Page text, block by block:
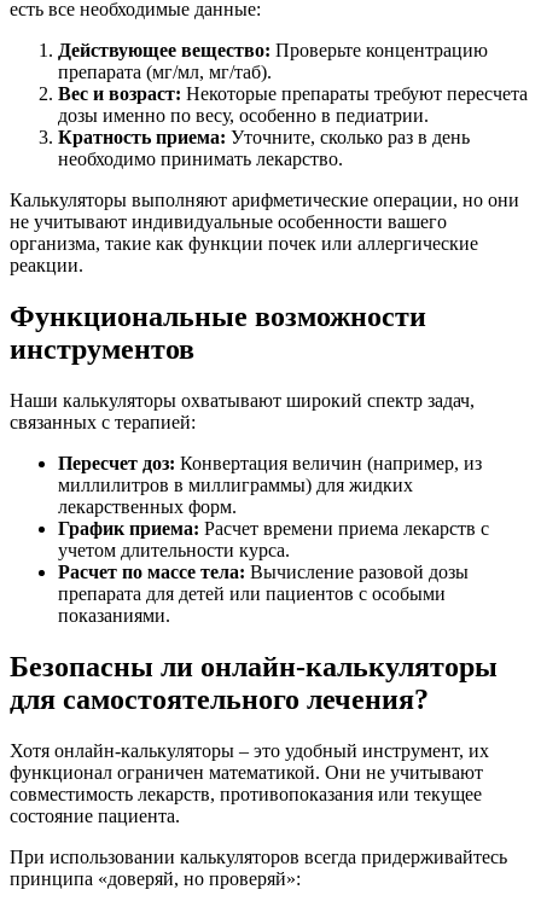
есть все необходимые данные:
Действующее вещество: Проверьте концентрацию
препарата (мг/мл, мг/таб).
Вес и возраст: Некоторые препараты требуют пересчета
дозы именно по весу, особенно в педиатрии.
Кратность приема: Уточните, сколько раз в день
необходимо принимать лекарство.
Калькуляторы выполняют арифметические операции, но они
не учитывают индивидуальные особенности вашего
организма, такие как функции почек или аллергические
реакции.
Функциональные возможности
инструментов
Наши калькуляторы охватывают широкий спектр задач,
связанных с терапией:
Пересчет доз: Конвертация величин (например, из
миллилитров в миллиграммы) для жидких
лекарственных форм.
График приема: Расчет времени приема лекарств с
учетом длительности курса.
Расчет по массе тела: Вычисление разовой дозы
препарата для детей или пациентов с особыми
показаниями.
Безопасны ли онлайн-калькуляторы
для самостоятельного лечения?
Хотя онлайн-калькуляторы – это удобный инструмент, их
функционал ограничен математикой. Они не учитывают
совместимость лекарств, противопоказания или текущее
состояние пациента.
При использовании калькуляторов всегда придерживайтесь
принципа «доверяй, но проверяй»: